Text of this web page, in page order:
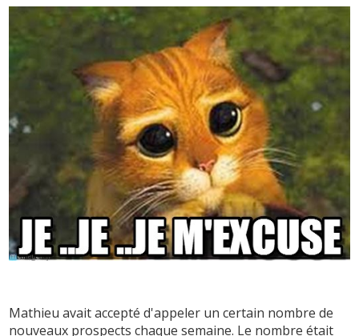
Mathieu avait accepté d'appeler un certain nombre de
nouveaux prospects chaque semaine. Le nombre était